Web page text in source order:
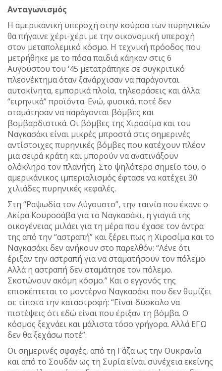
Ανταγωνισμός
Η αμερικανική υπεροχή στην κούρσα των πυρηνικών
θα πήγαινε χέρι-χέρι με την οικονομική υπεροχή
στον μεταπολεμικό κόσμο. Η τεχνική πρόοδος που
μετρήθηκε με το πόσα παιδιά κάηκαν στις 6
Αυγούστου του ‘45 μετατράπηκε σε συγκριτικό
πλεονέκτημα όταν ξανάρχισαν να παράγονται
αυτοκίνητα, εμπορικά πλοία, τηλεοράσεις και άλλα
“ειρηνικά” προϊόντα. Ενώ, φυσικά, ποτέ δεν
σταμάτησαν να παράγονται βόμβες και
βομβαρδιστικά. Οι βόμβες της Χιροσίμα και του
Ναγκασάκι είναι μικρές μπροστά στις σημερινές
αντίστοιχες πυρηνικές βόμβες που κατέχουν πλέον
μια σειρά κράτη και μπορούν να ανατινάξουν
ολόκληρο τον πλανήτη. Στο ψηλότερο σημείο του, ο
αμερικάνικος ιμπεριαλισμός έφτασε να κατέχει 30
χιλιάδες πυρηνικές κεφαλές.
Στη “Ραψωδία τον Αύγουστο”, την ταινία που έκανε ο
Ακίρα Κουροσάβα για το Ναγκασάκι, η γιαγιά της
οικογένειας μιλάει για τη μέρα που έχασε τον άντρα
της από την “αστραπή” και ξέρει πως η Χιροσίμα και το
Ναγκασάκι δεν ανήκουν στο παρελθόν: “Λένε ότι
έριξαν την αστραπή για να σταματήσουν τον πόλεμο.
Αλλά η αστραπή δεν σταμάτησε τον πόλεμο.
Σκοτώνουν ακόμη κόσμο.” Και ο εγγονός της
επισκέπτεται το μοντέρνο Ναγκασάκι που δεν θυμίζει
σε τίποτα την καταστροφή: “Είναι δύσκολο να
πιστέψεις ότι εδώ είναι που έριξαν τη βόμβα. Ο
κόσμος ξεχνάει και μάλιστα τόσο γρήγορα. Αλλά ΕΓΩ
δεν θα ξεχάσω ποτέ”.
Οι σημερινές σφαγές, από τη Γάζα ως την Ουκρανία
και από το Σουδάν ως τη Συρία είναι συνέχεια εκείνης